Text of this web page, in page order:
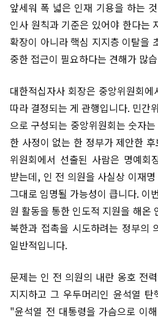
앞세워 폭 넓은 인재 기용을 하는
인사 원칙과 기준은 있어야 한다는
확장이 아니라 핵심 지지층 이탈을
중한 접근이 필요하다는 견해가 많
대한적십자사 회장은 중앙위원회
따라 결정되는 게 관행입니다. 민간
으로 구성되는 중앙위원회는 숫자
한 사정이 없는 한 정부가 제안한
위원회에서 선출된 사람은 명예회
받는데, 인 전 의원을 사실상 이재
그대로 임명될 가능성이 큽니다. 이
원 활동을 통한 인도적 지원을 해온
북한과 접촉을 시도하려는 정부의
일반적입니다.
문제는 인 전 의원의 내란 옹호 전
지지하고 그 우두머리인 윤석열 탄
"윤석열 전 대통령을 가슴으로 이